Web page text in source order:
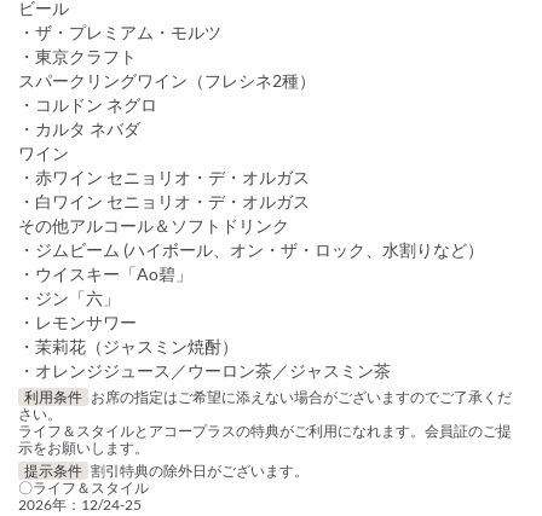
ビール
・ザ・プレミアム・モルツ
・東京クラフト
スパークリングワイン（フレシネ2種）
・コルドン ネグロ
・カルタ ネバダ
ワイン
・赤ワイン セニョリオ・デ・オルガス
・白ワイン セニョリオ・デ・オルガス
その他アルコール＆ソフトドリンク
・ジムビーム (ハイボール、オン・ザ・ロック、水割りなど）
・ウイスキー「Ao碧」
・ジン「六」
・レモンサワー
・茉莉花（ジャスミン焼酎）
・オレンジジュース／ウーロン茶／ジャスミン茶
利用条件 お席の指定はご希望に添えない場合がございますのでご了承くだ
さい。
ライフ＆スタイルとアコープラスの特典がご利用になれます。会員証のご提
示をお願いします。
提示条件 割引特典の除外日がございます。
〇ライフ＆スタイル
2026年：12/24-25